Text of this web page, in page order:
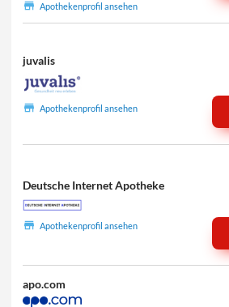
Apothekenprofil ansehen
juvalis
Apothekenprofil ansehen
Deutsche Internet Apotheke
Apothekenprofil ansehen
apo.com